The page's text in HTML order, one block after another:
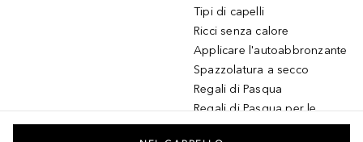
Tipi di capelli
Ricci senza calore
Applicare l'autoabbronzante
Spazzolatura a secco
Regali di Pasqua
Regali di Pasqua per le
donne